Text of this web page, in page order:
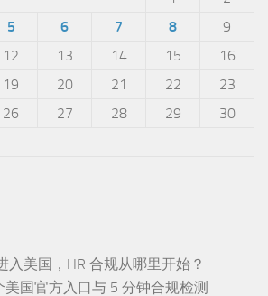
5 6 7 8
9
12 13 14 15
16
19 20 21 22
23
26 27 28 29
30
入美国，HR 合规从哪里开始？
美国官方入口与 5 分钟合规检测